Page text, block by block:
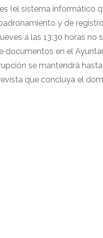
(el sistema informático
y de
a las 13:30 horas no
documentos en el
se mantendrá
que concluya el